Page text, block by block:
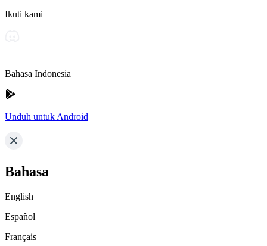
Ikuti kami
Bahasa Indonesia
Unduh untuk Android
Bahasa
English
Español
Français